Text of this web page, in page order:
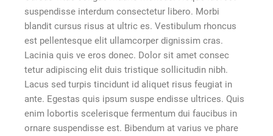
suspendisse interdum consectetur libero. Morbi
blandit cursus risus at ultric es. Vestibulum rhoncus
est pellentesque elit ullamcorper dignissim cras.
Lacinia quis ve eros donec. Dolor sit amet consec
tetur adipiscing elit duis tristique sollicitudin nibh.
Lacus sed turpis tincidunt id aliquet risus feugiat in
ante. Egestas quis ipsum suspe endisse ultrices. Quis
enim lobortis scelerisque fermentum dui faucibus in
ornare suspendisse est. Bibendum at varius ve phare